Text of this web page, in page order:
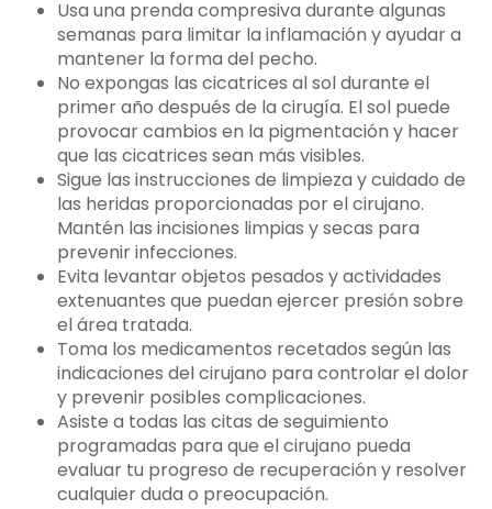
Usa una prenda compresiva durante algunas
semanas para limitar la inflamación y ayudar a
mantener la forma del pecho.
No expongas las cicatrices al sol durante el
primer año después de la cirugía. El sol puede
provocar cambios en la pigmentación y hacer
que las cicatrices sean más visibles.
Sigue las instrucciones de limpieza y cuidado de
las heridas proporcionadas por el cirujano.
Mantén las incisiones limpias y secas para
prevenir infecciones.
Evita levantar objetos pesados y actividades
extenuantes que puedan ejercer presión sobre
el área tratada.
Toma los medicamentos recetados según las
indicaciones del cirujano para controlar el dolor
y prevenir posibles complicaciones.
Asiste a todas las citas de seguimiento
programadas para que el cirujano pueda
evaluar tu progreso de recuperación y resolver
cualquier duda o preocupación.